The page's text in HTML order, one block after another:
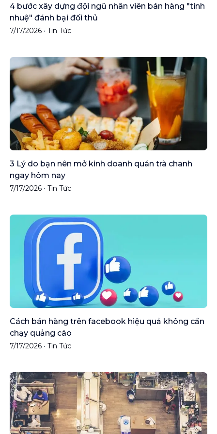
4 bước xây dựng đội ngũ nhân viên bán hàng "tinh
nhuệ" đánh bại đối thủ
7/17/2026 • Tin Tức
3 Lý do bạn nên mở kinh doanh quán trà chanh
ngay hôm nay
7/17/2026 • Tin Tức
Cách bán hàng trên facebook hiệu quả không cần
chạy quảng cáo
7/17/2026 • Tin Tức